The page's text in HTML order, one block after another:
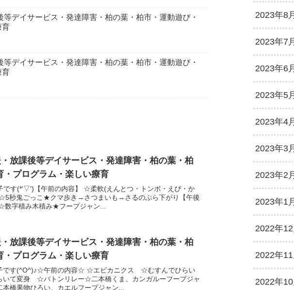
デイサービス・発達障害・柏の葉・柏市・運動遊び・
育
デイサービス・発達障害・柏の葉・柏市・運動遊び・
育
放課後等デイサービス・発達障害・柏の葉・柏
・プログラム・楽しい療育
です(*'▽')【午前の内容】 ☆柔軟(えんとつ・トンボ・えび・か
秒鬼ごっこ★クマ歩き→さつまいも→さるのぶら下がり【午後
字積み木積み★フープジャン...
放課後等デイサービス・発達障害・柏の葉・柏
・プログラム・楽しい療育
です(^O^)♪☆午前の内容☆ ☆エビカニクス ☆むすんでひらい
て変身 ☆バトンリレー☆二本橋くま、カンガルーフープジャ
橋果物ひろい、カエルフープジャン...
2023年8月
2023年7月
2023年6月
2023年5月
2023年4月
2023年3月
2023年2月
2023年1月
2022年12
2022年11
2022年10